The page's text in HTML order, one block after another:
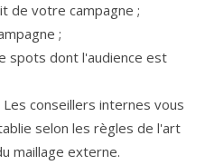
de votre campagne ;
;
spots dont l'audience est
conseillers internes vous
selon les règles de l'art
maillage externe.